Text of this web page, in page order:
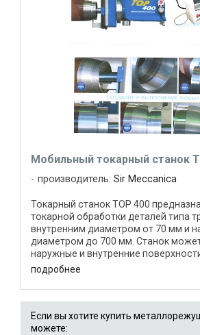
Мобильный токарный станок
производитель: Sir Meccanica
Токарный станок TOP 400
токарной обработки деталей типа
внутренним диаметром от 70 мм и
диаметром до 700 мм. Станок
наружные и внутренние
торцевание детали, ...
подробнее
Если вы хотите купить
можете: